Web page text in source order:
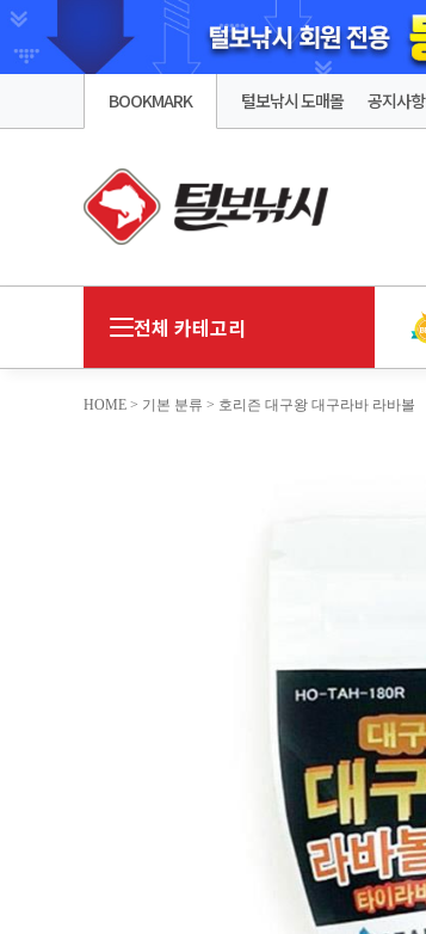
BOOKMARK 털보낚시 도매몰 공지사항
전체 카테고리
HOME > 기본 분류 > 호리즌 대구왕 대구라바 라바볼